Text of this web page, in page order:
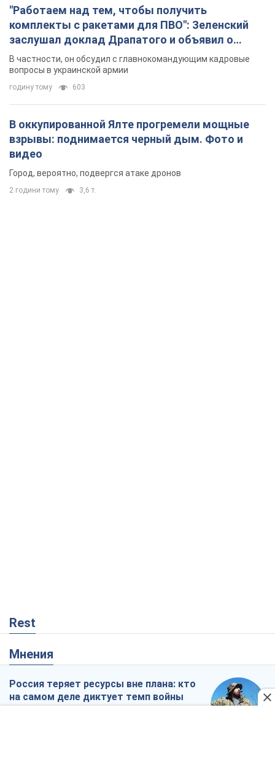
"Работаем над тем, чтобы получить
комплекты с ракетами для ПВО": Зеленский
заслушал доклад Драпатого и объявил о
новых мерах
В частности, он обсудил с главнокомандующим кадровые
вопросы в украинской армии
годину тому 603
В оккупированной Ялте прогремели мощные
взрывы: поднимается черный дым. Фото и
видео
Город, вероятно, подвергся атаке дронов
2 години тому 3,6 т.
Rest
Мнения
Россия теряет ресурсы вне плана: кто
на самом деле диктует темп войны